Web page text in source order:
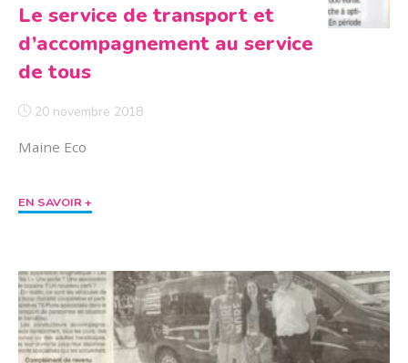
Le service de transport et
d’accompagnement au service
de tous
20 novembre 2018
Maine Eco
EN SAVOIR +"Le
transport
et
d’accompagnement
au